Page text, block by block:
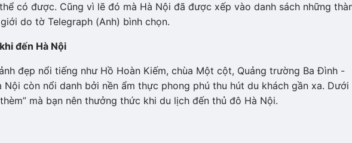
có được. Cũng vì lẽ đó mà Hà Nội đã được xếp vào danh sách những
do tờ Telegraph (Anh) bình chọn.
đến Hà Nội
đẹp nổi tiếng như Hồ Hoàn Kiếm, chùa Một cột, Quảng trường Ba Đình -
còn nổi danh bởi nền ẩm thực phong phú thu hút du khách gần xa. Dưới
mà bạn nên thưởng thức khi du lịch đến thủ đô Hà Nội.